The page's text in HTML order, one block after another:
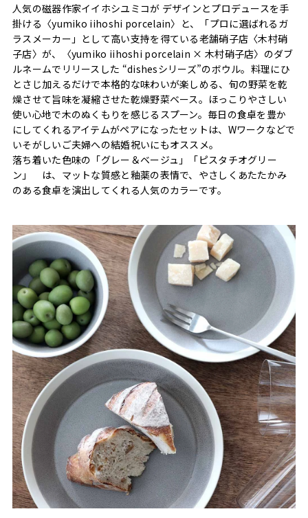
人気の磁器作家イイホシユミコが デザインとプロデュースを手
掛ける〈yumiko iihoshi porcelain〉と、「プロに選ばれるガ
ラスメーカー」として高い支持を得ている老舗硝子店〈木村硝
子店〉が、〈yumiko iihoshi porcelain × 木村硝子店〉のダブ
ルネームでリリースした “dishesシリーズ”のボウル。料理にひ
とさじ加えるだけで本格的な味わいが楽しめる、旬の野菜を乾
燥させて旨味を凝縮させた乾燥野菜ベース。ほっこりやさしい
使い心地で木のぬくもりを感じるスプーン。毎日の食卓を豊か
にしてくれるアイテムがペアになったセットは、Wワークなどで
いそがしいご夫婦への結婚祝いにもオススメ。
落ち着いた色味の「グレー＆ベージュ」「ピスタチオグリー
ン」 は、マットな質感と釉薬の表情で、やさしくあたたかみ
のある食卓を演出してくれる人気のカラーです。